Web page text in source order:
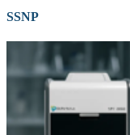
SSNP